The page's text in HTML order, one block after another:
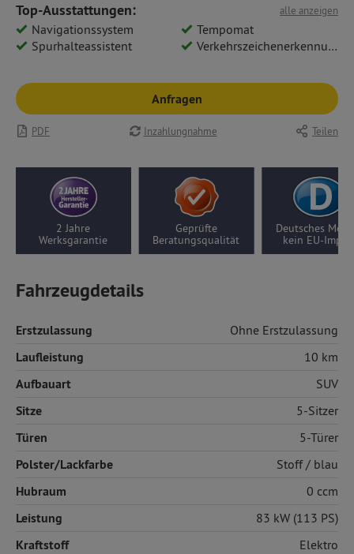
alle anzeigen
Top-Ausstattungen:
Navigationssystem
Tempomat
Spurhalteassistent
Verkehrszeichenerkennung
Anfragen
PDF Inzahlungnahme Teilen
2 Jahre
Werksgarantie
Geprüfte
Beratungsqualität
Deutsches
kein EU-
Fahrzeugdetails
Erstzulassung Ohne Erstzulassung
Laufleistung 10 km
Aufbauart SUV
Sitze 5-Sitzer
Türen 5-Türer
Polster/Lackfarbe Stoff/ blau
Hubraum 0 ccm
Leistung 83 kW (113 PS)
Kraftstoff Elektro